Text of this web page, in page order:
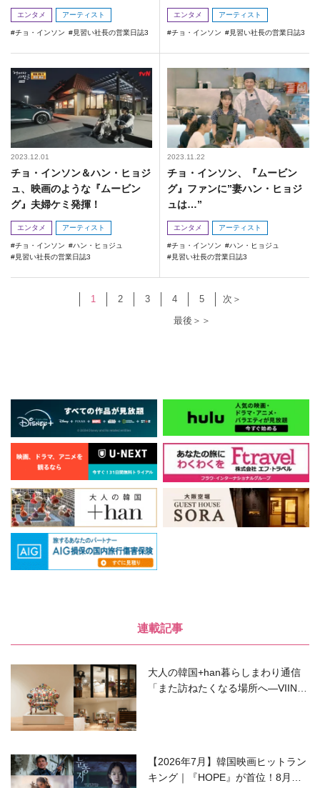
エンタメ アーティスト
チョ・インソン 見習い社長の営業日誌3
エンタメ アーティスト
チョ・インソン 見習い社長の営業日誌3
2023.12.01
チョ・インソン＆ハン・ヒョジ
ュ、映画のような『ムービン
グ』夫婦ケミ発揮！
エンタメ アーティスト
チョ・インソン
ハン・ヒョジュ
見習い社長の営業日誌3
2023.11.22
チョ・インソン、『ムービン
グ』ファンに”妻ハン・ヒョジ
ュは…”
エンタメ アーティスト
チョ・インソン
ハン・ヒョジュ
見習い社長の営業日誌3
1 2 3 4 5
次＞
最後＞＞
連載記事
大人の韓国+han暮らしまわり通信
「また訪ねたくなる場所へ―VIIN C
【2026年7月】韓国映画ヒットラン
キング｜『HOPE』が首位！8月公